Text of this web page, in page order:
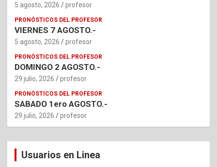
5 agosto, 2026 profesor
PRONÓSTICOS DEL PROFESOR
VIERNES 7 AGOSTO.-
5 agosto, 2026 profesor
PRONÓSTICOS DEL PROFESOR
DOMINGO 2 AGOSTO.-
29 julio, 2026 profesor
PRONÓSTICOS DEL PROFESOR
SABADO 1ero AGOSTO.-
29 julio, 2026 profesor
Usuarios en Linea